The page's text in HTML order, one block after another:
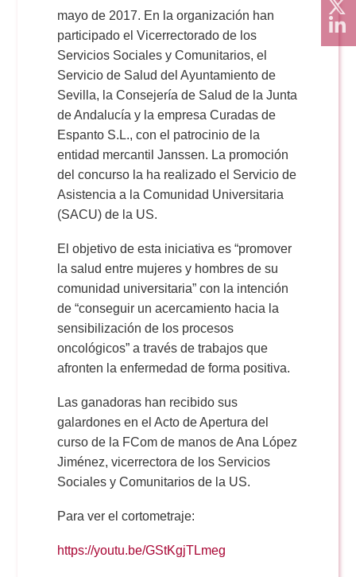
mayo de 2017. En la organización han
participado el Vicerrectorado de los
Servicios Sociales y Comunitarios, el
Servicio de Salud del Ayuntamiento de
Sevilla, la Consejería de Salud de la Junta
de Andalucía y la empresa Curadas de
Espanto S.L., con el patrocinio de la
entidad mercantil Janssen. La promoción
del concurso la ha realizado el Servicio de
Asistencia a la Comunidad Universitaria
(SACU) de la US.
El objetivo de esta iniciativa es “promover
la salud entre mujeres y hombres de su
comunidad universitaria” con la intención
de “conseguir un acercamiento hacia la
sensibilización de los procesos
oncológicos” a través de trabajos que
afronten la enfermedad de forma positiva.
Las ganadoras han recibido sus
galardones en el Acto de Apertura del
curso de la FCom de manos de Ana López
Jiménez, vicerrectora de los Servicios
Sociales y Comunitarios de la US.
Para ver el cortometraje:
https://youtu.be/GStKgjTLmeg